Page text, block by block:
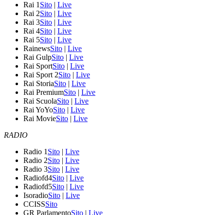
Rai 1 Sito | Live
Rai 2Sito | Live
Rai 3Sito | Live
Rai 4Sito | Live
Rai 5Sito | Live
RainewsSito | Live
Rai GulpSito | Live
Rai SportSito | Live
Rai Sport 2Sito | Live
Rai StoriaSito | Live
Rai PremiumSito | Live
Rai ScuolaSito | Live
Rai YoYoSito | Live
Rai MovieSito | Live
RADIO
Radio 1 Sito | Live
Radio 2Sito | Live
Radio 3Sito | Live
Radiofd4Sito | Live
Radiofd5Sito | Live
IsoradioSito | Live
CCISSSito
GR ParlamentoSito | Live